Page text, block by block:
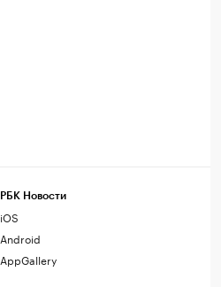
РБК Новости
iOS
Android
AppGallery